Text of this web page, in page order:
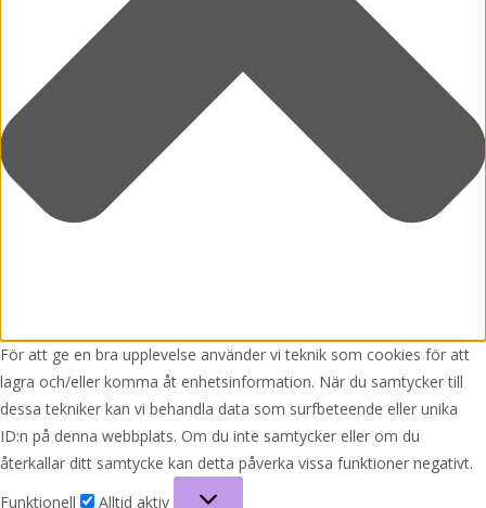
För att ge en bra upplevelse använder vi teknik som cookies för att
lagra och/eller komma åt enhetsinformation. När du samtycker till
dessa tekniker kan vi behandla data som surfbeteende eller unika
ID:n på denna webbplats. Om du inte samtycker eller om du
återkallar ditt samtycke kan detta påverka vissa funktioner negativt.
Funktionell
Alltid aktiv